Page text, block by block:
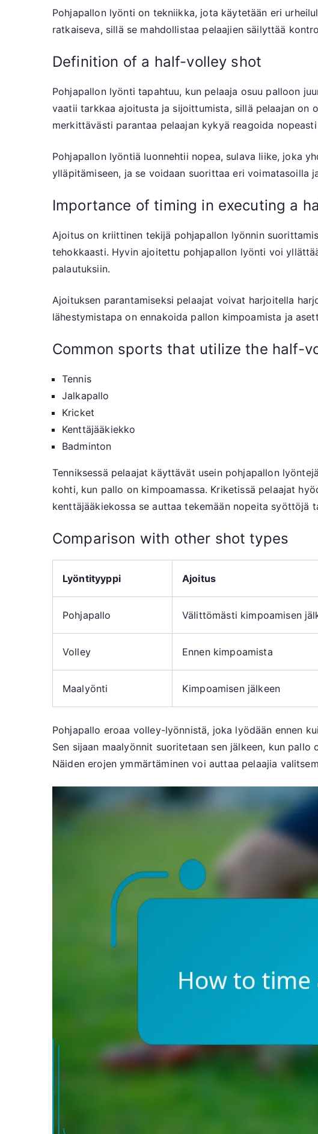
Pohjapallon lyönti on tekniikka, jota käytetään eri
ratkaiseva, sillä se mahdollistaa pelaajien säilyttää
Definition of a half-volley shot
Pohjapallon lyönti tapahtuu, kun pelaaja osuu palloon
vaatii tarkkaa ajoitusta ja sijoittumista, sillä pelaajan on
merkittävästi parantaa pelaajan kykyä reagoida
Pohjapallon lyöntiä luonnehtii nopea, sulava liike, joka
ylläpitämiseen, ja se voidaan suorittaa eri voimatasoilla
Importance of timing in executing a
Ajoitus on kriittinen tekijä pohjapallon lyönnin
tehokkaasti. Hyvin ajoitettu pohjapallon lyönti voi
palautuksiin.
Ajoituksen parantamiseksi pelaajat voivat harjoitella
lähestymistapa on ennakoida pallon kimpoamista ja
Common sports that utilize the half-
Tennis
Jalkapallo
Kricket
Kenttäjääkiekko
Badminton
Tenniksessä pelaajat käyttävät usein pohjapallon
kohti, kun pallo on kimpoamassa. Kriketissä pelaajat
kenttäjääkiekossa se auttaa tekemään nopeita syöttöjä
Comparison with other shot types
Lyöntityyppi Ajoitus
Pohjapallo Välittömästi kimpoamisen
Volley Ennen kimpoamista
Maalyönti Kimpoamisen jälkeen
Pohjapallo eroaa volley-lyönnistä, joka lyödään ennen
Sen sijaan maalyönnit suoritetaan sen jälkeen, kun
Näiden erojen ymmärtäminen voi auttaa pelaajia